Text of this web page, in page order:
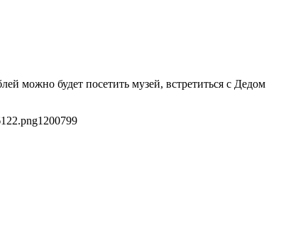
можно будет посетить музей, встретиться с Дедом
1200799